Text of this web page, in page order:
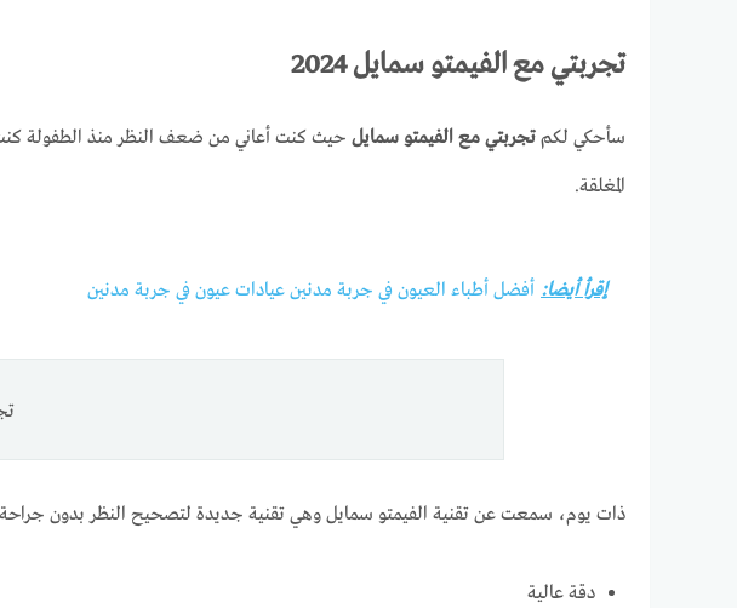
تجربتي مع الفيمتو سمايل 2024
سأحكي لكم تجربتي مع الفيمتو سمايل حيث كنت أعاني من ضعف النظر منذ الطفولة
المغلقة.
إقرأ أيضا: أفضل أطباء العيون في جربة مدنين عيادات عيون في جربة مدنين
ذات يوم، سمعت عن تقنية الفيمتو سمايل وهي تقنية جديدة لتصحيح النظر بدون جراحة
دقة عالية